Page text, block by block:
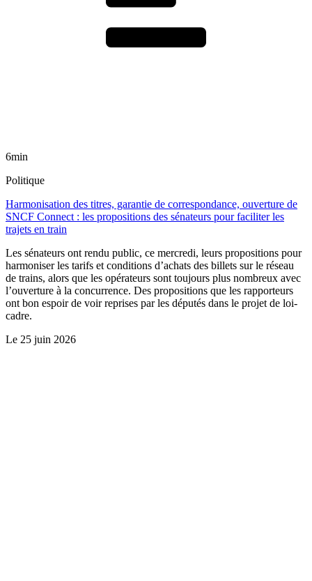
6min
Politique
Harmonisation des titres, garantie de correspondance, ouverture de
SNCF Connect : les propositions des sénateurs pour faciliter les
trajets en train
Les sénateurs ont rendu public, ce mercredi, leurs propositions pour
harmoniser les tarifs et conditions d’achats des billets sur le réseau
de trains, alors que les opérateurs sont toujours plus nombreux avec
l’ouverture à la concurrence. Des propositions que les rapporteurs
ont bon espoir de voir reprises par les députés dans le projet de loi-
cadre.
Le 25 juin 2026